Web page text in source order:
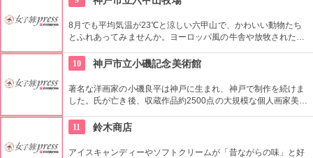
数でのパーティーにも。ジャズ好きには必見のお店。
8月でも平均気温が23℃と涼しい六甲山で、かわいい動物たち
とふれあってみませんか。ヨーロッパ風の牛舎や放牧された羊
んだ後はレストランでチーズフォンデュを楽しんで。
10 神戸市立小磯記念美術館
著名な洋画家の小磯良平は神戸に生まれ、神戸で制作を続けま
した。氏が亡き後、収蔵作品約2500点の大規模な個人画家美術
を再現したり、大画面ハイビジョンによる紹介コーナーなど、
作品以外にも見どころが充実しています。
11 鈴木商店
アイスキャンディーやソフトクリームが「昔ながらの味」と好